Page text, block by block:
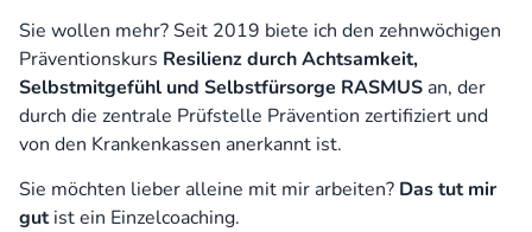
Sie wollen mehr? Seit 2019 biete ich den zehnwöchigen
Präventionskurs Resilienz durch Achtsamkeit,
Selbstmitgefühl und Selbstfürsorge RASMUS an, der
durch die zentrale Prüfstelle Prävention zertifiziert und
von den Krankenkassen anerkannt ist.
Sie möchten lieber alleine mit mir arbeiten? Das tut mir
gutist ein Einzelcoaching.